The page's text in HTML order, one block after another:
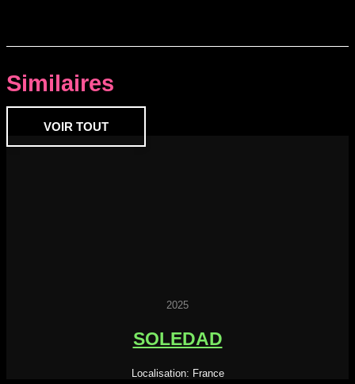
Similaires
VOIR TOUT
2025
SOLEDAD
Localisation: France